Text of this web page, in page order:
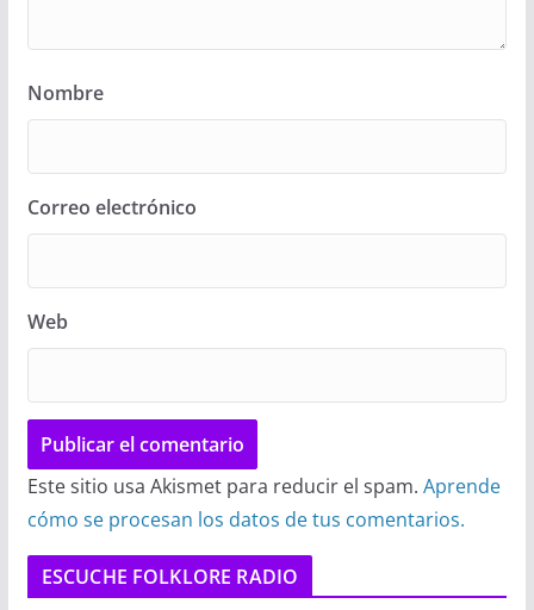
Nombre
Correo electrónico
Web
Este sitio usa Akismet para reducir el spam. Aprende
cómo se procesan los datos de tus comentarios.
ESCUCHE FOLKLORE RADIO